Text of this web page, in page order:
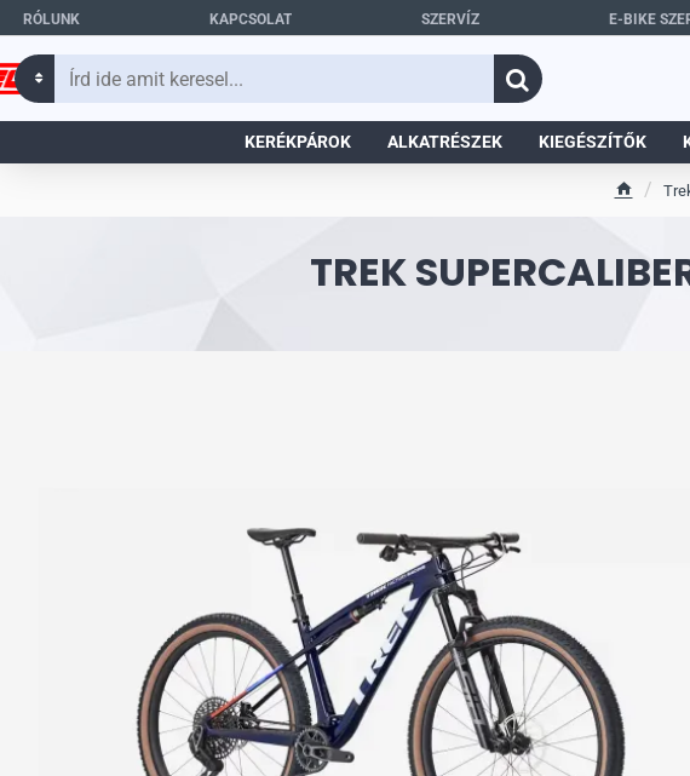
RÓLUNK KAPCSOLAT SZERVÍZ E-BIKE
Írd
KERÉKPÁROK ALKATRÉSZEK KIEGÉSZÍTŐK
TREK